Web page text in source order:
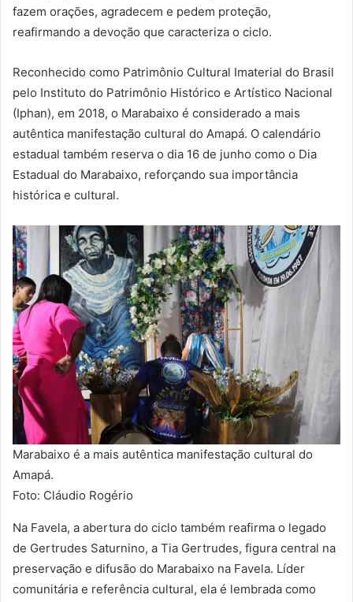
fazem orações, agradecem e pedem proteção,
reafirmando a devoção que caracteriza o ciclo.
Reconhecido como Patrimônio Cultural Imaterial do Brasil
pelo Instituto do Patrimônio Histórico e Artístico Nacional
(Iphan), em 2018, o Marabaixo é considerado a mais
autêntica manifestação cultural do Amapá. O calendário
estadual também reserva o dia 16 de junho como o Dia
Estadual do Marabaixo, reforçando sua importância
histórica e cultural.
Marabaixo é a mais autêntica manifestação cultural do
Amapá.
Foto: Cláudio Rogério
Na Favela, a abertura do ciclo também reafirma o legado
de Gertrudes Saturnino, a Tia Gertrudes, figura central na
preservação e difusão do Marabaixo na Favela. Líder
comunitária e referência cultural, ela é lembrada como